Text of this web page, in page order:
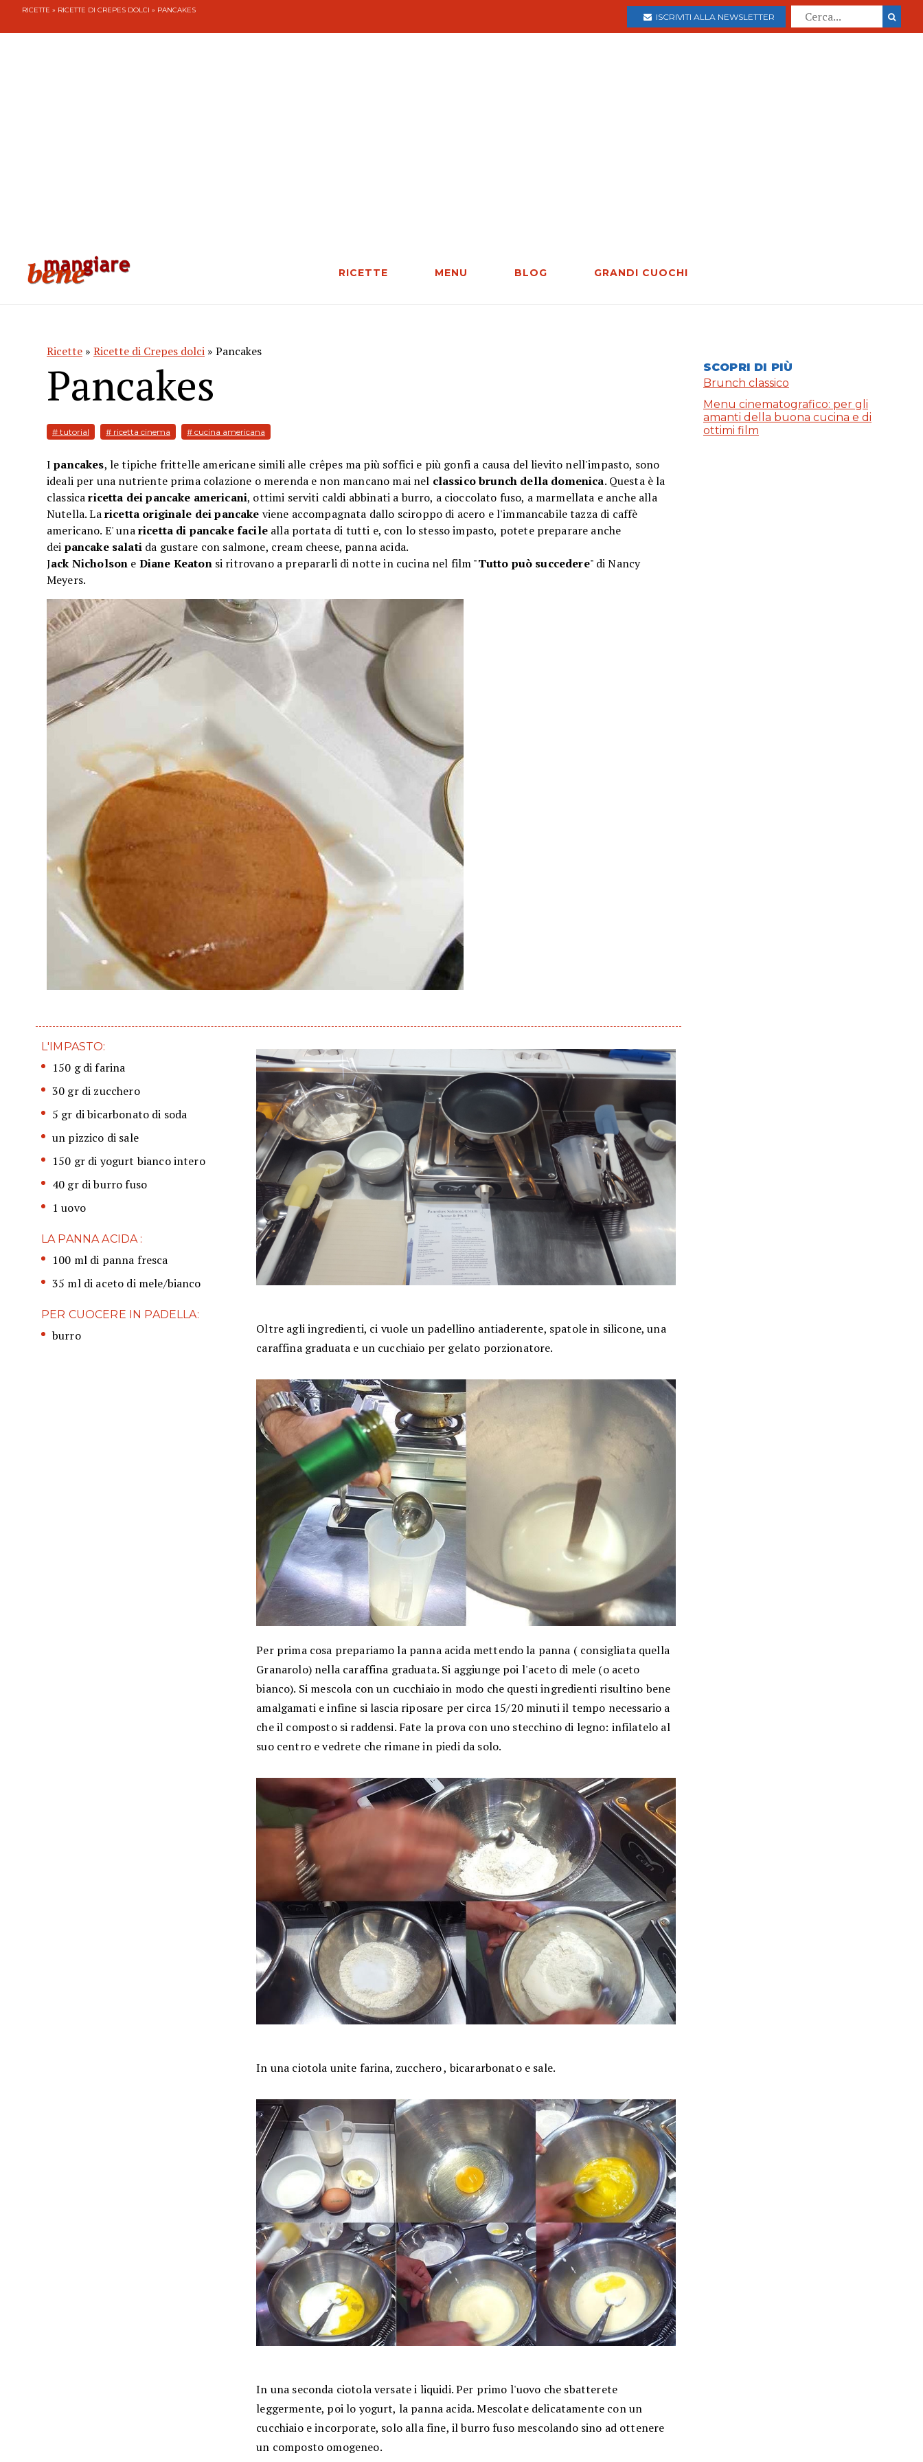
RICETTE » RICETTE DI CREPES DOLCI » PANCAKES
ISCRIVITI ALLA NEWSLETTER
RICETTE MENU BLOG GRANDI CUOCHI
Ricette » Ricette di Crepes dolci » Pancakes
Pancakes
# tutorial # ricetta cinema # cucina americana
Ipancakes, le tipiche frittelle americane simili alle crêpes ma più soffici e più gonfi a causa del lievito nell'impasto, sono
ideali per una nutriente prima colazione o merenda e non mancano mai nel classico brunch della domenica. Questa è la
classicaricetta dei pancake americani, ottimi serviti caldi abbinati a burro, a cioccolato fuso, a marmellata e anche alla
Nutella. Laricetta originale dei pancake viene accompagnata dallo sciroppo di acero e l'immancabile tazza di caffè
americano. E' unaricetta di pancake facilealla portata di tutti e, con lo stesso impasto, potete preparare anche
dei pancake salati da gustare con salmone, cream cheese, panna acida.
Jack Nicholson e Diane Keatonsi ritrovano a prepararli di notte in cucina nel film "Tutto può succedere" di Nancy
Meyers.
L'IMPASTO:
150 g di farina
30 gr di zucchero
5 gr di bicarbonato di soda
un pizzico di sale
150 gr di yogurt bianco intero
40 gr di burro fuso
1 uovo
LA PANNA ACIDA :
100 ml di panna fresca
35 ml di aceto di mele/bianco
PER CUOCERE IN PADELLA:
burro
Oltre agli ingredienti, ci vuole un padellino antiaderente, spatole in silicone, una
caraffina graduata e un cucchiaio per gelato porzionatore.
Per prima cosa prepariamo la panna acida mettendo la panna ( consigliata quella
Granarolo) nella caraffina graduata. Si aggiunge poi l'aceto di mele (o aceto
bianco). Si mescola con un cucchiaio in modo che questi ingredienti risultino bene
amalgamati e infine si lascia riposare per circa 15/20 minuti il tempo necessario a
che il composto si raddensi. Fate la prova con uno stecchino di legno: infilatelo al
suo centro e vedrete che rimane in piedi da solo.
In una ciotola unite farina, zucchero , bicararbonato e sale.
In una seconda ciotola versate i liquidi. Per primo l'uovo che sbatterete
leggermente, poi lo yogurt, la panna acida. Mescolate delicatamente con un
cucchiaio e incorporate, solo alla fine, il burro fuso mescolando sino ad ottenere
un composto omogeneo.
SCOPRI DI PIÙ
Brunch classico
Menu cinematografico: per gli
amanti della buona cucina e di
ottimi film